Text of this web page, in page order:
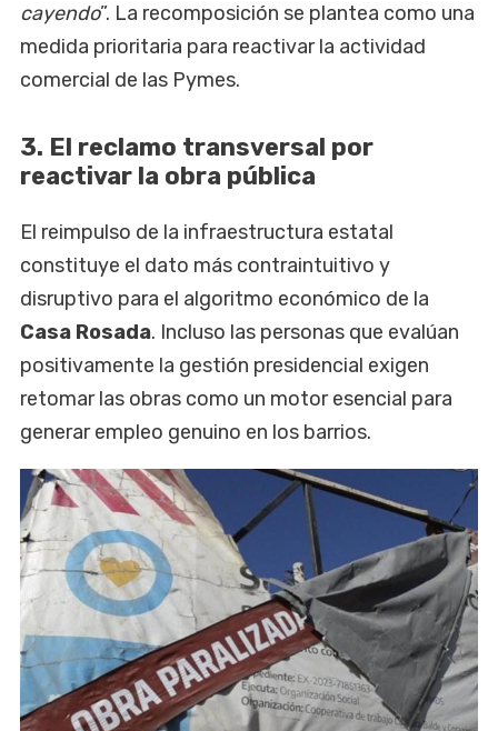
cayendo”. La recomposición se plantea como una
medida prioritaria para reactivar la actividad
comercial de las Pymes.
3. El reclamo transversal por
reactivar la obra pública
El reimpulso de la infraestructura estatal
constituye el dato más contraintuitivo y
disruptivo para el algoritmo económico de la
Casa Rosada. Incluso las personas que evalúan
positivamente la gestión presidencial exigen
retomar las obras como un motor esencial para
generar empleo genuino en los barrios.